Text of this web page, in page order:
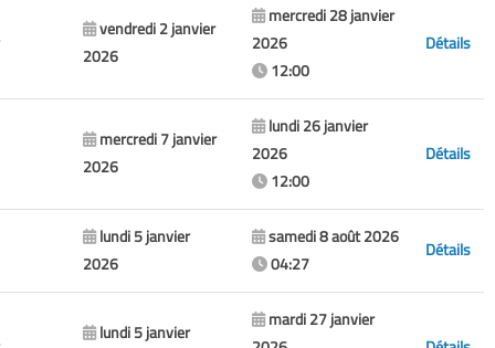
vendredi 2 janvier
2026
mercredi 28 janvier
2026
12:00
Détails
mercredi 7 janvier
2026
lundi 26 janvier
2026
12:00
Détails
lundi 5 janvier
2026
samedi 8 août 2026
04:27
Détails
lundi 5 janvier
mardi 27 janvier